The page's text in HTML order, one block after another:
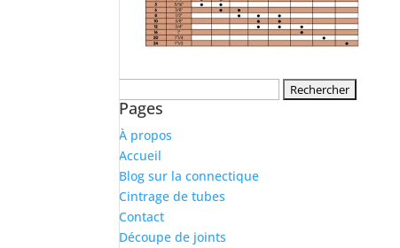
Pages
À propos
Accueil
Blog sur la connectique
Cintrage de tubes
Contact
Découpe de joints